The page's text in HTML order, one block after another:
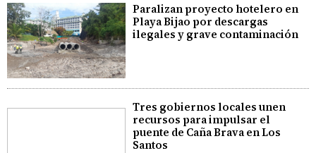
Paralizan proyecto hotelero en
Playa Bijao por descargas
ilegales y grave contaminación
Tres gobiernos locales unen
recursos para impulsar el
puente de Caña Brava en Los
Santos